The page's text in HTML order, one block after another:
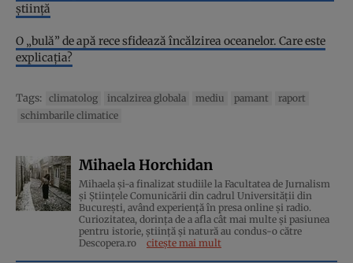
știință
O „bulă” de apă rece sfidează încălzirea oceanelor. Care este
explicația?
Tags: climatolog incalzirea globala mediu pamant
raport
schimbarile climatice
Mihaela Horchidan
Mihaela și-a finalizat studiile la Facultatea de Jurnalism
și Științele Comunicării din cadrul Universității din
București, având experiență în presa online și radio.
Curiozitatea, dorința de a afla cât mai multe și pasiunea
pentru istorie, ştiinţă şi natură au condus-o către
Descopera.ro
citește mai mult